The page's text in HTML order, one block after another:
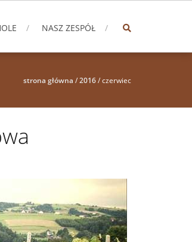
NASZ ZESPÓŁ
strona główna /2016/czerwiec